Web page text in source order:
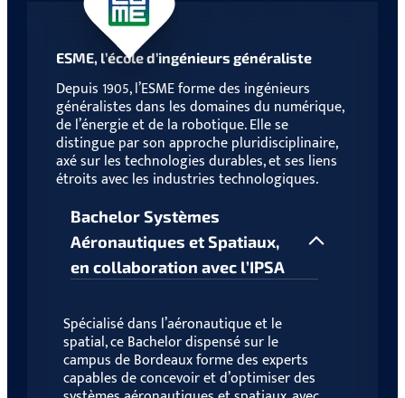
ESME, l’école d’ingénieurs généraliste
Depuis 1905, l’ESME forme des ingénieurs
généralistes dans les domaines du numérique,
de l’énergie et de la robotique. Elle se
distingue par son approche pluridisciplinaire,
axé sur les technologies durables, et ses liens
étroits avec les industries technologiques.
Bachelor Systèmes
Aéronautiques et Spatiaux,
en collaboration avec l’IPSA
Spécialisé dans l’aéronautique et le
spatial, ce Bachelor dispensé sur le
campus de Bordeaux forme des experts
capables de concevoir et d’optimiser des